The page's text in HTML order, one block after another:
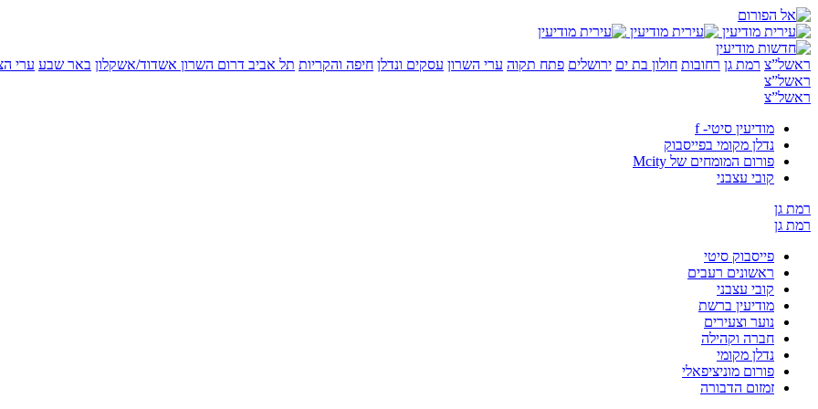
ראשל”צ רמת גן רחובות חולון בת ים ירושלים פתח תקוה ערי השרון עסקים ונדלן חיפה והקריות תל אביב דרום השרון אשדוד/אשקלון באר שבע ערי
ראשל”צ
ראשל”צ
מודיעין סיטי- f
נדלן מקומי בפייסבוק
פורום המומחים של Mcity
קובי עצבני
רמת גן
רמת גן
פייסבוק סיטי
ראשונים רעבים
קובי עצבני
מודיעין ברשת
נוער וצעירים
חברה וקהילה
נדלן מקומי
פורום מוניציפאלי
זמזום הדבורה